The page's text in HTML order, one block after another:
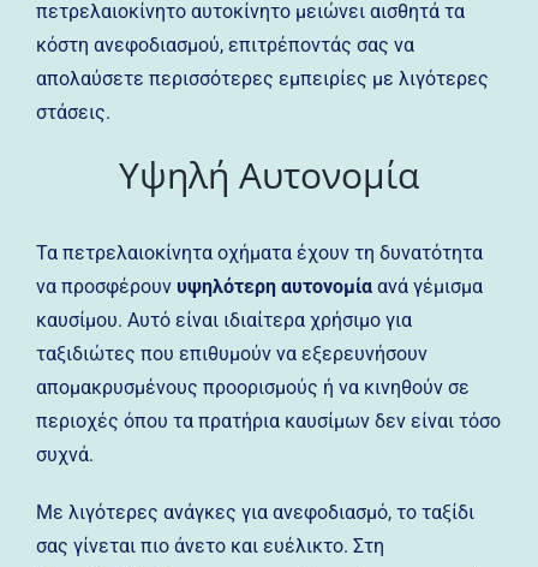
πετρελαιοκίνητο αυτοκίνητο μειώνει αισθητά τα
κόστη ανεφοδιασμού, επιτρέποντάς σας να
απολαύσετε περισσότερες εμπειρίες με λιγότερες
στάσεις.
Υψηλή Αυτονομία
Τα πετρελαιοκίνητα οχήματα έχουν τη δυνατότητα
να προσφέρουν υψηλότερη αυτονομίαανά γέμισμα
καυσίμου. Αυτό είναι ιδιαίτερα χρήσιμο για
ταξιδιώτες που επιθυμούν να εξερευνήσουν
απομακρυσμένους προορισμούς ή να κινηθούν σε
περιοχές όπου τα πρατήρια καυσίμων δεν είναι τόσο
συχνά.
Με λιγότερες ανάγκες για ανεφοδιασμό, το ταξίδι
σας γίνεται πιο άνετο και ευέλικτο. Στη